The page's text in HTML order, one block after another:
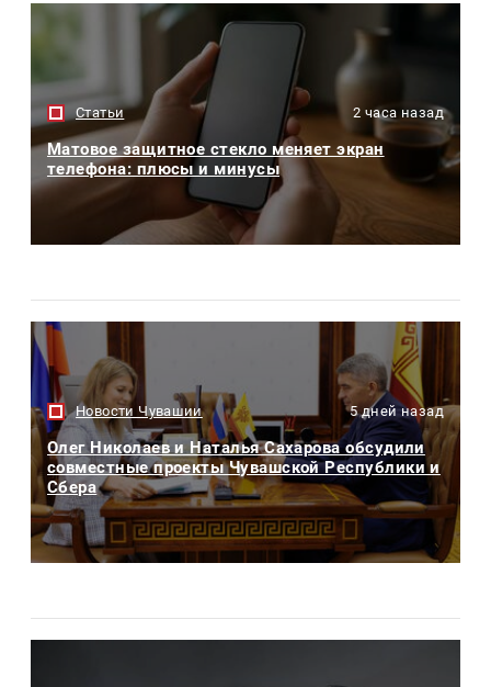
Статьи 2 часа назад
Матовое защитное стекло меняет экран
телефона: плюсы и минусы
Новости Чувашии 5 дней назад
Олег Николаев и Наталья Сахарова обсудили
совместные проекты Чувашской Республики и
Сбера